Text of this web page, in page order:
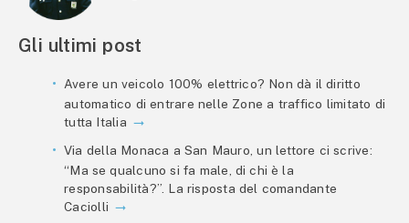
Gli ultimi post
Avere un veicolo 100% elettrico? Non dà il diritto
automatico di entrare nelle Zone a traffico limitato di
tutta Italia
Via della Monaca a San Mauro, un lettore ci scrive:
“Ma se qualcuno si fa male, di chi è la
responsabilità?”. La risposta del comandante
Caciolli